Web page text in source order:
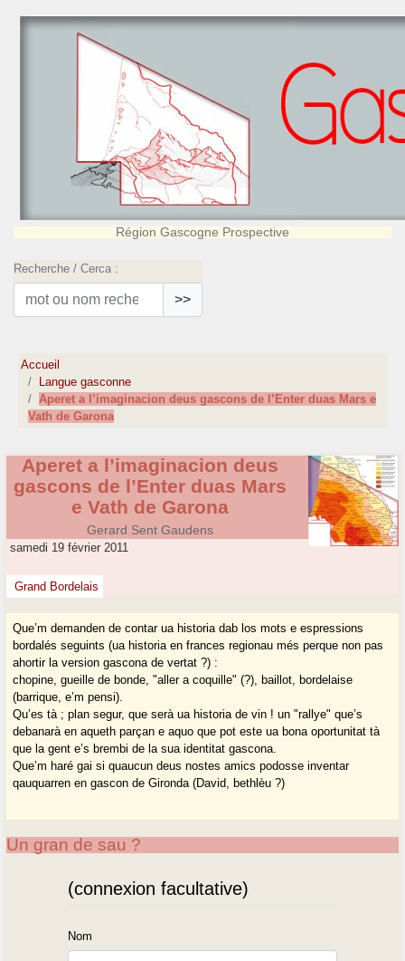
Région Gascogne Prospective
Recherche / Cerca :
>>
Accueil
Langue gasconne
Aperet a l’imaginacion deus gascons de l’Enter duas Mars e
Vath de Garona
Aperet a l’imaginacion deus
gascons de l’Enter duas Mars
e Vath de Garona
Gerard Sent Gaudens
samedi 19 février 2011
Grand Bordelais
Que’m demanden de contar ua historia dab los mots e espressions
bordalés seguints (ua historia en frances regionau més perque non pas
ahortir la version gascona de vertat ?) :
chopine, gueille de bonde, "aller a coquille" (?), baillot, bordelaise
(barrique, e’m pensi).
Qu’es tà ; plan segur, que serà ua historia de vin ! un "rallye" que’s
debanarà en aqueth parçan e aquo que pot este ua bona oportunitat tà
que la gent e’s brembi de la sua identitat gascona.
Que’m haré gai si quaucun deus nostes amics podosse inventar
qauquarren en gascon de Gironda (David, bethlèu ?)
Un gran de sau ?
(connexion facultative)
Nom